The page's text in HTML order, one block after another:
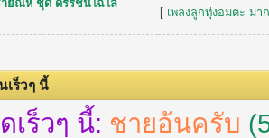
ยัณห์ ชุด ดรรชนีไฉไล
[ เพลงลูกทุ่งอมตะ มา
เร็วๆ นี้
เร็วๆ นี้: ชายอ้นครับ